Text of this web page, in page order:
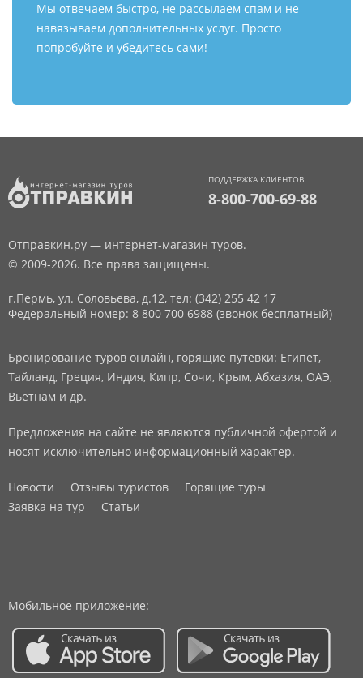
Мы отвечаем быстро, не рассылаем спам и не
навязываем дополнительных услуг. Просто
попробуйте и убедитесь сами!
ПОДДЕРЖКА КЛИЕНТОВ
8-800-700-69-88
Отправкин.ру — интернет-магазин туров.
© 2009-2026. Все права защищены.
г.Пермь, ул. Соловьева, д.12, тел: (342) 255 42 17
Федеральный номер: 8 800 700 6988 (звонок бесплатный)
Бронирование туров онлайн, горящие путевки: Египет,
Тайланд, Греция, Индия, Кипр, Сочи, Крым, Абхазия, ОАЭ,
Вьетнам и др.
Предложения на сайте не являются публичной офертой и
носят исключительно информационный характер.
Новости Отзывы туристов
Горящие туры
Заявка на тур
Статьи
Мобильное приложение: